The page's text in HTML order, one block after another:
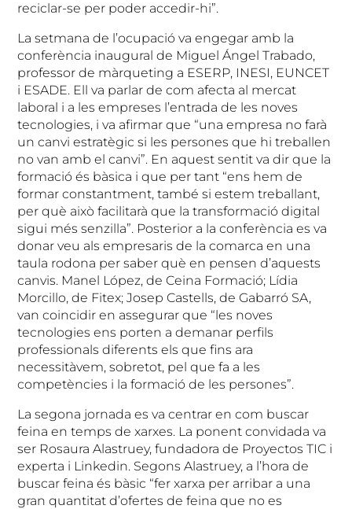
reciclar-se per poder accedir-hi”.
La setmana de l’ocupació va engegar amb la
conferència inaugural de Miguel Ángel Trabado,
professor de màrqueting a ESERP, INESI, EUNCET
i ESADE. Ell va parlar de com afecta al mercat
laboral i a les empreses l’entrada de les noves
tecnologies, i va afirmar que “una empresa no farà
un canvi estratègic si les persones que hi treballen
no van amb el canvi”. En aquest sentit va dir que la
formació és bàsica i que per tant “ens hem de
formar constantment, també si estem treballant,
per què això facilitarà que la transformació digital
sigui més senzilla”. Posterior a la conferència es va
donar veu als empresaris de la comarca en una
taula rodona per saber què en pensen d’aquests
canvis. Manel López, de Ceina Formació; Lídia
Morcillo, de Fitex; Josep Castells, de Gabarró SA,
van coincidir en assegurar que “les noves
tecnologies ens porten a demanar perfils
professionals diferents els que fins ara
necessitàvem, sobretot, pel que fa a les
competències i la formació de les persones”.
La segona jornada es va centrar en com buscar
feina en temps de xarxes. La ponent convidada va
ser Rosaura Alastruey, fundadora de Proyectos TIC i
experta i Linkedin. Segons Alastruey, a l’hora de
buscar feina és bàsic “fer xarxa per arribar a una
gran quantitat d’ofertes de feina que no es